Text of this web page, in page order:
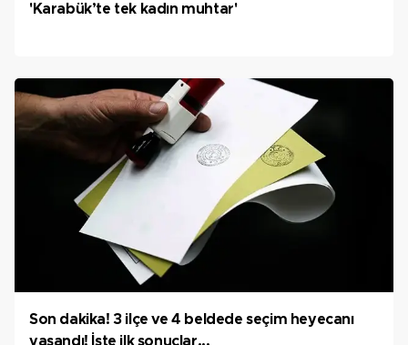
'Karabük’te tek kadın muhtar'
Son dakika! 3 ilçe ve 4 beldede seçim heyecanı
yaşandı! İşte ilk sonuçlar...